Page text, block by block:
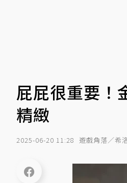
屁屁很重要！
精緻
2025-06-20 11:28 遊戲角落／希